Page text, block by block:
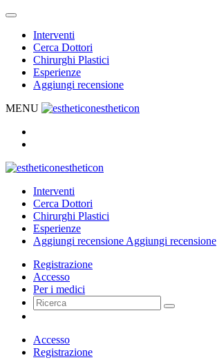
Interventi
Cerca Dottori
Chirurghi Plastici
Esperienze
Aggiungi recensione
MENU
estheticon
estheticon
Interventi
Cerca Dottori
Chirurghi Plastici
Esperienze
Aggiungi recensione Aggiungi recensione
Registrazione
Accesso
Per i medici
Accesso
Registrazione